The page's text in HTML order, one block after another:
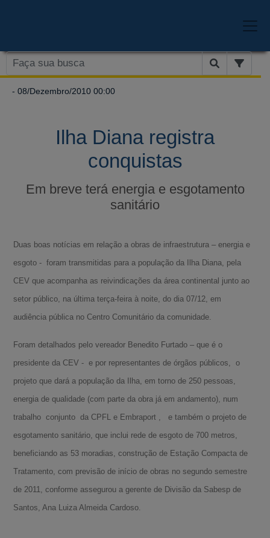
- 08/Dezembro/2010 00:00
Ilha Diana registra
conquistas
Em breve terá energia e esgotamento
sanitário
Duas boas notícias em relação a obras de infraestrutura – energia e
esgoto - foram transmitidas para a população da Ilha Diana, pela
CEV que acompanha as reivindicações da área continental junto ao
setor público, na última terça-feira à noite, do dia 07/12, em
audiência pública no Centro Comunitário da comunidade.
Foram detalhados pelo vereador Benedito Furtado – que é o
presidente da CEV - e por representantes de órgãos públicos, o
projeto que dará a população da Ilha, em torno de 250 pessoas,
energia de qualidade (com parte da obra já em andamento), num
trabalho conjunto da CPFL e Embraport , e também o projeto de
esgotamento sanitário, que inclui rede de esgoto de 700 metros,
beneficiando as 53 moradias, construção de Estação Compacta de
Tratamento, com previsão de início de obras no segundo semestre
de 2011, conforme assegurou a gerente de Divisão da Sabesp de
Santos, Ana Luiza Almeida Cardoso.